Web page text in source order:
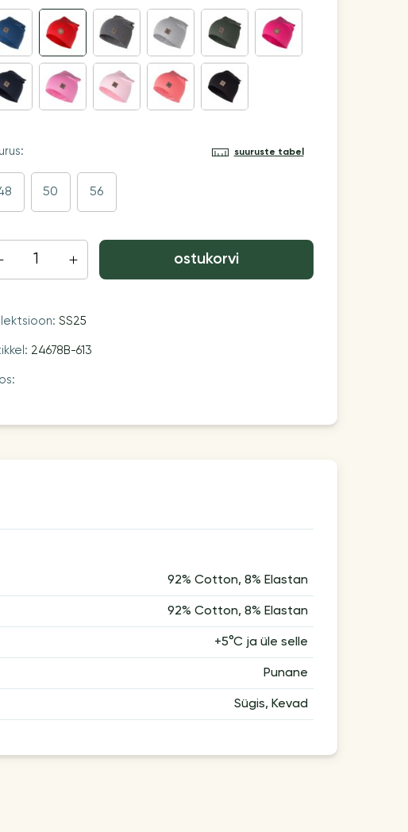
suuruste tabel
50 56
ostukorvi
SS25
24678B-613
92% Cotton, 8% Elastan
92% Cotton, 8% Elastan
+5°С ja üle selle
Punane
Sügis, Kevad